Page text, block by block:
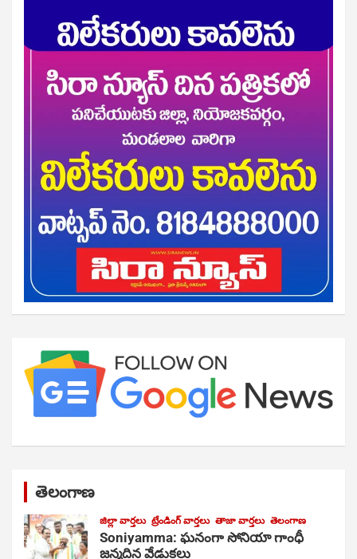
తెలంగాణ
జిల్లా వార్తలు ట్రేండింగ్ వార్తలు తాజా వార్తలు తెలంగాణ
Soniyamma: ఘ‌నంగా సోనియా గాంధీ
జ‌న్మ‌దిన వేడుక‌లు